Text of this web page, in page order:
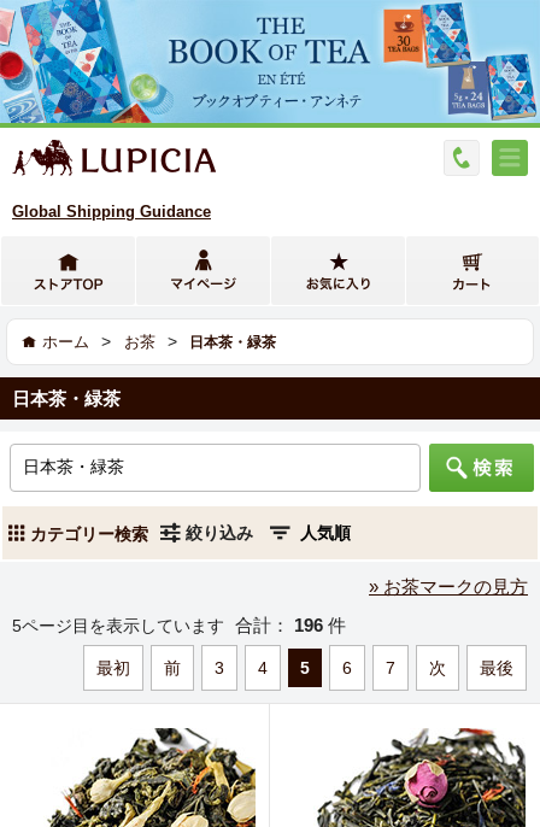
Global Shipping Guidance
ホーム > お茶 > 日本茶・緑茶
日本茶・緑茶
カテゴリー検索 絞り込み
» お茶マークの見方
5ページ目を表示しています 合計： 196 件
最初 前 3 4 5 6 7 次 最後